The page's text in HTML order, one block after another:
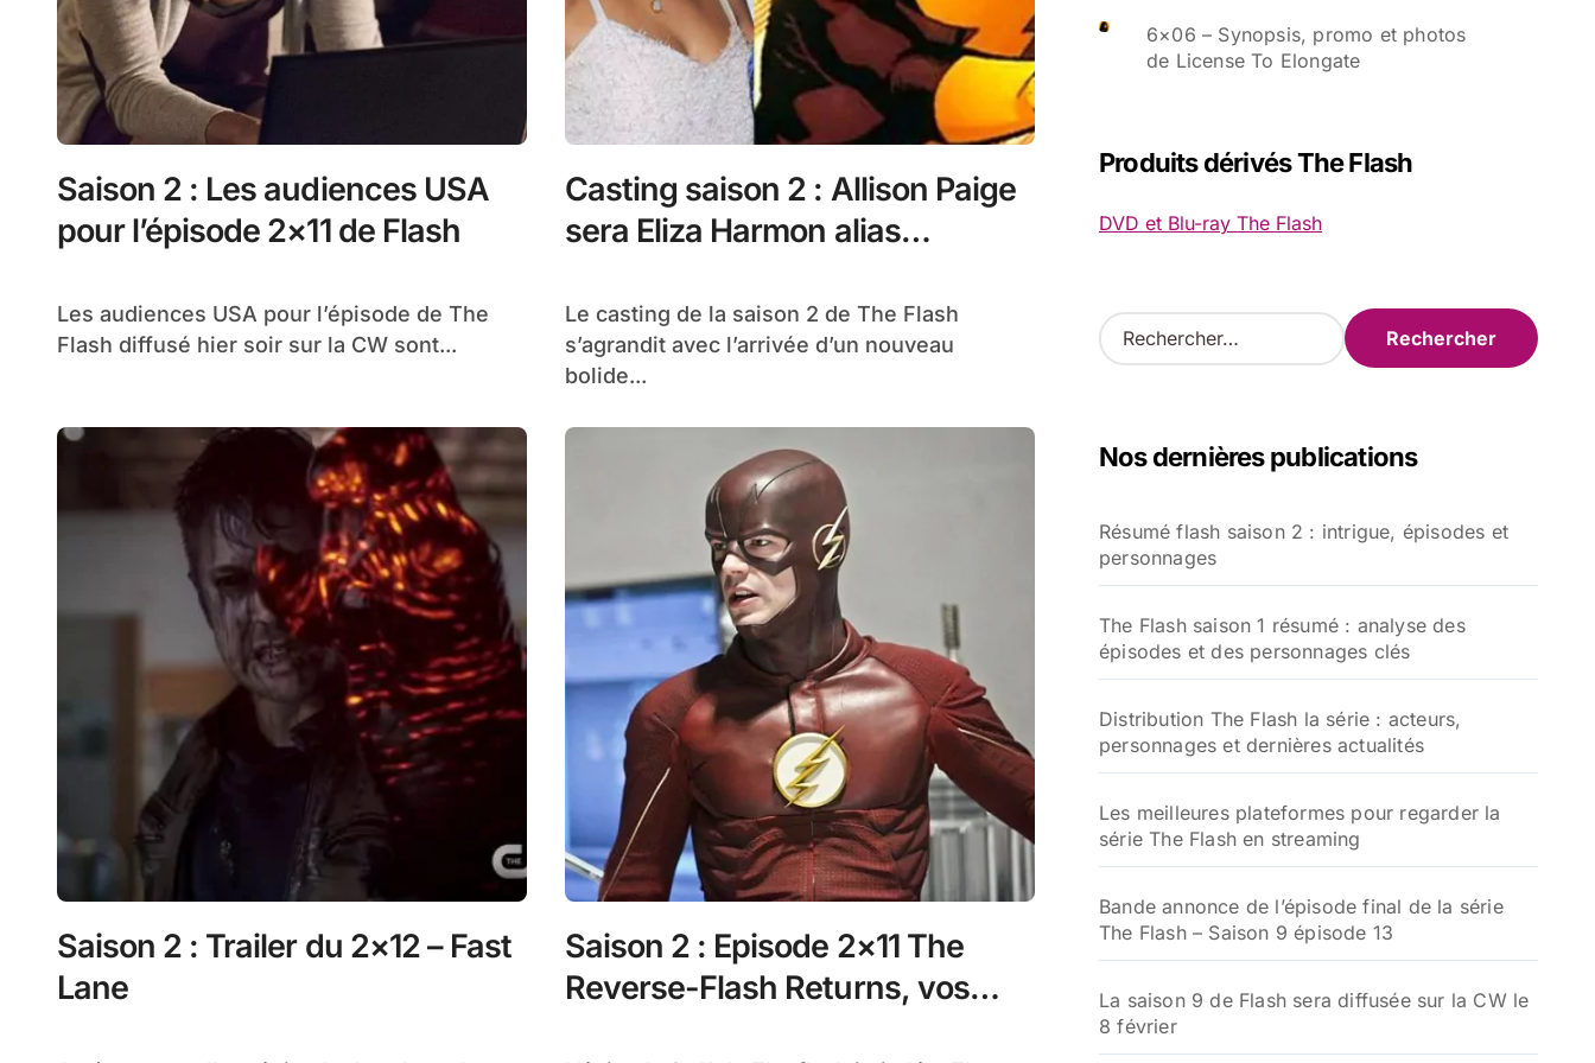
Saison 2 : Les audiences USA
pour l’épisode 2×11 de Flash
Les audiences USA pour l’épisode de The
Flash diffusé hier soir sur la CW sont...
Casting saison 2 : Allison Paige
sera Eliza Harmon alias
Le casting de la saison 2 de The Flash
s’agrandit avec l’arrivée d’un nouveau
bolide...
Saison 2 : Trailer du 2×12 – Fast
Lane
Saison 2 : Episode 2×11 The
Reverse-Flash Returns, vos
6×06 – Synopsis, promo et photos
de License To Elongate
Produits dérivés The Flash
DVD et Blu-ray The Flash
R
e
r
e
r
Nos dernières publications
Résumé flash saison 2 : intrigue, épisodes et
personnages
The Flash saison 1 résumé : analyse des
épisodes et des personnages clés
Distribution The Flash la série : acteurs,
personnages et dernières actualités
Les meilleures plateformes pour regarder la
série The Flash en streaming
Bande annonce de l’épisode final de la série
The Flash – Saison 9 épisode 13
La saison 9 de Flash sera diffusée sur la CW le
8 février